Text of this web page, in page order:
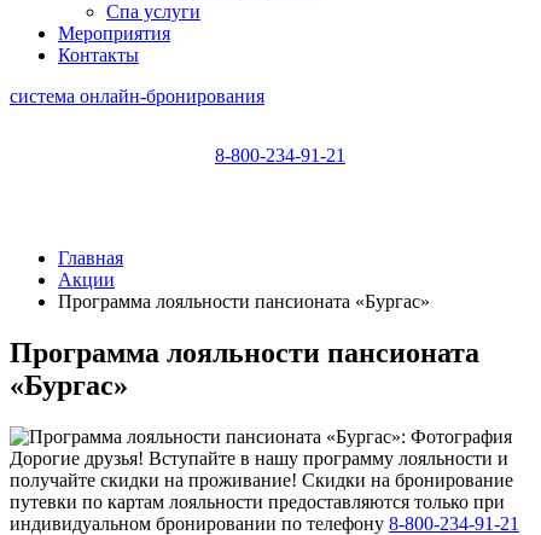
Спа услуги
Мероприятия
Контакты
система онлайн-бронирования
8-800-234-91-21
Главная
Акции
Программа лояльности пансионата «Бургас»
Программа лояльности пансионата
«Бургас»
Дорогие друзья! Вступайте в нашу программу лояльности и
получайте скидки на проживание! Скидки на бронирование
путевки по картам лояльности предоставляются только при
индивидуальном бронировании по телефону 8-800-234-91-21